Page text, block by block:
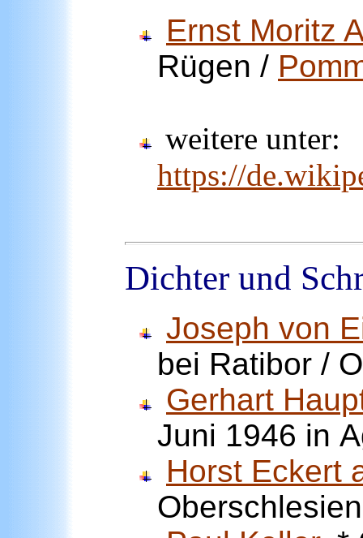
Ernst Moritz
Rügen /
weitere unter:
https://
Dichter und
Joseph von
bei Ratibor /
Gerhart
Juni 1946 in
Horst Eckert
Oberschlesien